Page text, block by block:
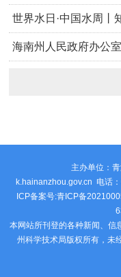
划项目管理办法（试
世界水日·中国水周丨
海南州人民政府办公
技顾问聘任服务办法
主办单位：
k.hainanzhou.gov.cn 电话
ICP备案号:青ICP备
本网站所刊登的各种新闻、信
州科学技术局版权所有，未